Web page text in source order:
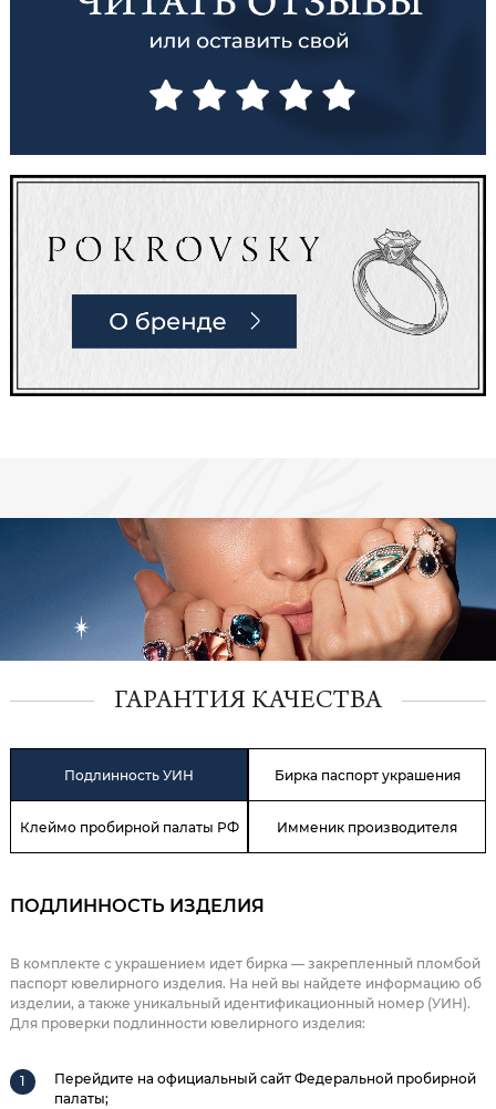
ГАРАНТИЯ КАЧЕСТВА
Подлинность УИН Бирка паспорт украшения
Клеймо пробирной палаты РФ Имменик производителя
ПОДЛИННОСТЬ ИЗДЕЛИЯ
В комплекте с украшением идет бирка — закрепленный пломбой
паспорт ювелирного изделия. На ней вы найдете информацию об
изделии, а также уникальный идентификационный номер (УИН).
Для проверки подлинности ювелирного изделия:
Перейдите на официальный сайт Федеральной пробирной
палаты;